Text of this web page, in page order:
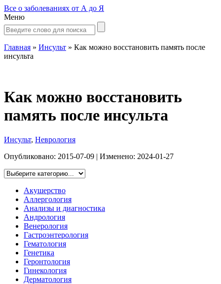
Все о заболеваниях от А до Я
Меню
Главная » Инсульт » Как можно восстановить память после
инсульта
Как можно восстановить
память после инсульта
Инсульт, Неврология
Опубликовано: 2015-07-09 | Изменено: 2024-01-27
Акушерство
Аллергология
Анализы и диагностика
Андрология
Венерология
Гастроэнтерология
Гематология
Генетика
Геронтология
Гинекология
Дерматология